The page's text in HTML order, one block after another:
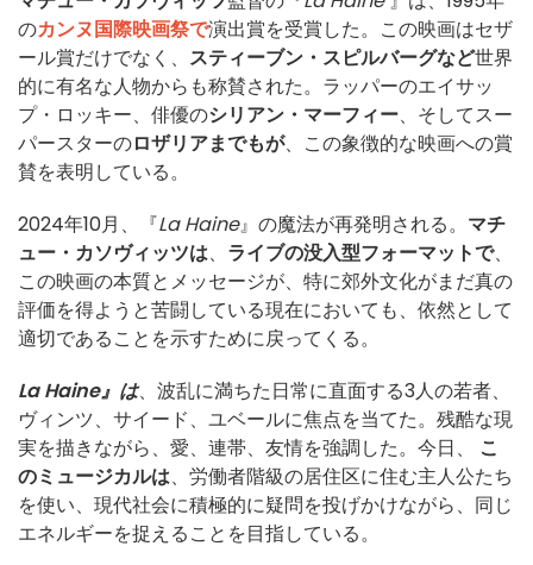
のカンヌ国際映画祭で演出賞を受賞した。この映画はセザ
ール賞だけでなく、 スティーブン・スピルバーグなど世界
的に有名な人物からも称賛された。ラッパーのエイサッ
プ・ロッキー、俳優のシリアン・マーフィー、そしてスー
パースターのロザリアまでもが、この象徴的な映画への賞
賛を表明している。
2024年10月、『La Haine』の魔法が再発明される。 マチ
ュー・カソヴィッツは、 ライブの没入型フォーマットで、
この映画の本質とメッセージが、特に郊外文化がまだ真の
評価を得ようと苦闘している現在においても、依然として
適切であることを示すために戻ってくる。
La Haine』は、波乱に満ちた日常に直面する3人の若者、
ヴィンツ、サイード、ユベールに焦点を当てた。残酷な現
実を描きながら、愛、連帯、友情を強調した。今日、
こ
のミュージカルは、労働者階級の居住区に住む主人公たち
を使い、現代社会に積極的に疑問を投げかけながら、同じ
エネルギーを捉えることを目指している。